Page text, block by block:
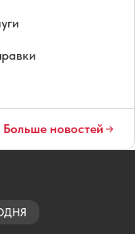
Больше новостей